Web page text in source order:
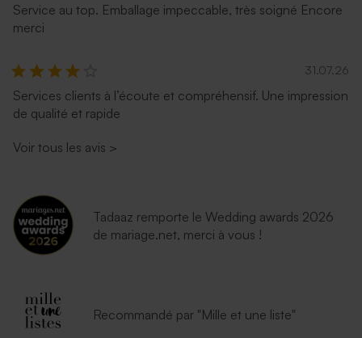
Service au top. Emballage impeccable, très soigné Encore
merci
31.07.26
Services clients à l’écoute et compréhensif. Une impression
de qualité et rapide
Voir tous les avis >
Tadaaz remporte le Wedding awards 2026
de mariage.net, merci à vous !
Recommandé par "Mille et une liste"